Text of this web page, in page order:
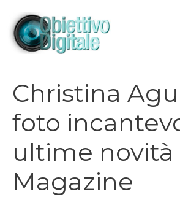
contenuto
Christina
foto
ultime novità
Magazine